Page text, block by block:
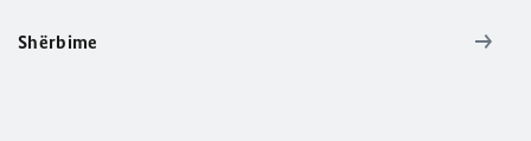
Shërbime